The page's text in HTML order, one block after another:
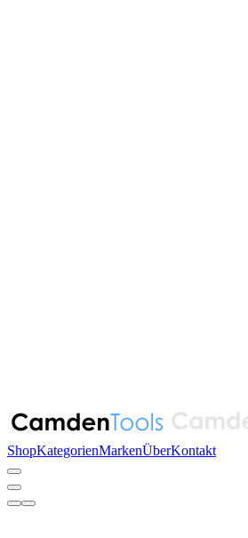
ShopKategorienMarkenÜberKontakt